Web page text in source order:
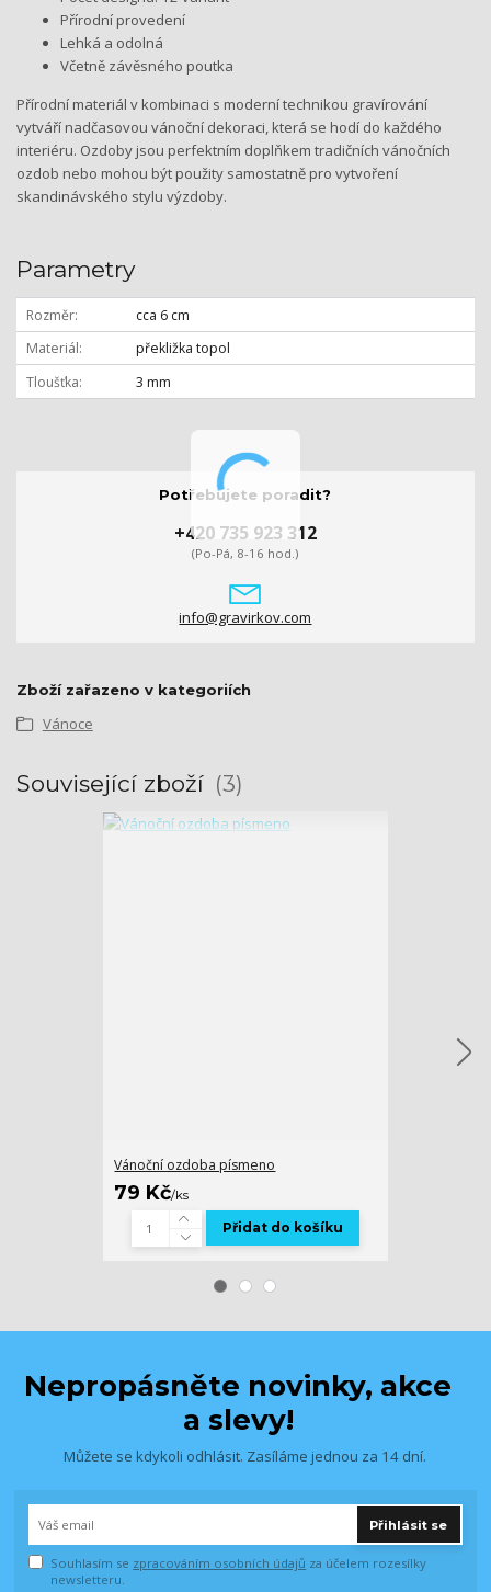
Přírodní provedení
Lehká a odolná
Včetně závěsného poutka
Přírodní materiál v kombinaci s moderní technikou gravírování
vytváří nadčasovou vánoční dekoraci, která se hodí do každého
interiéru. Ozdoby jsou perfektním doplňkem tradičních vánočních
ozdob nebo mohou být použity samostatně pro vytvoření
skandinávského stylu výzdoby.
Parametry
Rozměr
cca 6 cm
Materiál
překližka topol
Tloušťka
3 mm
Potřebujete poradit?
+420 735 923 312
(Po-Pá, 8-16 hod.)
info@gravirkov.com
Zboží zařazeno v kategoriích
Vánoce
Související zboží 3
Vánoční ozdoba písmeno
79 Kč/ks
Přidat do košíku
Nepropásněte novinky, akce
a slevy!
Můžete se kdykoli odhlásit. Zasíláme jednou za 14 dní.
Přihlásit se
Souhlasím se zpracováním osobních údajů za účelem rozesílky
newsletteru.